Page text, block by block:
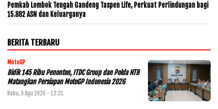
Pemkab Lombok Tengah Gandeng Taspen Life, Perkuat Perlindungan bagi
15.882 ASN dan Keluarganya
BERITA TERBARU
MotoGP
Bidik 145 Ribu Penonton, ITDC Group dan Polda NTB
Matangkan Persiapan MotoGP Indonesia 2026
Rabu, 5 Agu 2026 - 12:31